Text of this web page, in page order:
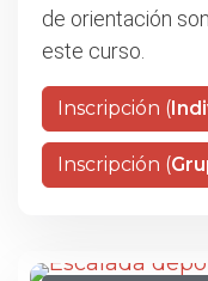
de orientación
este curso.
Inscripción (
Inscripción (